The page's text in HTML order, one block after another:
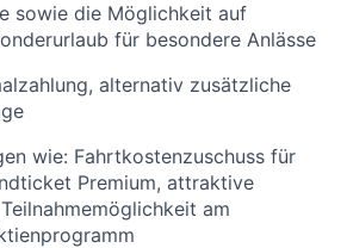
sowie die Möglichkeit auf
für besondere Anlässe
alternativ zusätzliche
wie: Fahrtkostenzuschuss für
Premium, attraktive
am